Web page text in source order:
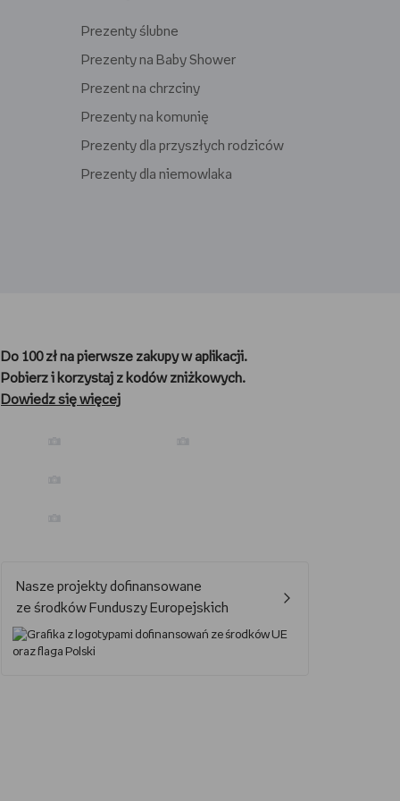
Prezenty ślubne
Prezenty na Baby Shower
Prezent na chrzciny
Prezenty na komunię
Prezenty dla przyszłych rodziców
Prezenty dla niemowlaka
Prezenty dla kibica
Prezenty dla biegacza
Jak oglądać Marvela?
Jak grać w UNO?
Kalendarz świąt nietypowych
Do 100 zł na pierwsze zakupy w aplikacji.
Pobierz i korzystaj z kodów zniżkowych.
Dowiedz się więcej
Nasze projekty dofinansowane
ze środków Funduszy Europejskich